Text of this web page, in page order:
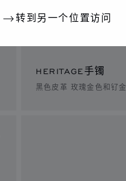
转到另一个位置访问
HERITAGE手镯
黑色皮革 玫瑰金色和钌